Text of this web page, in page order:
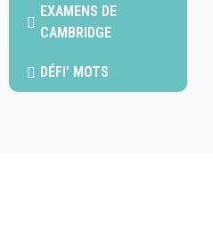
EXAMENS DE
CAMBRIDGE
DÉFI’ MOTS